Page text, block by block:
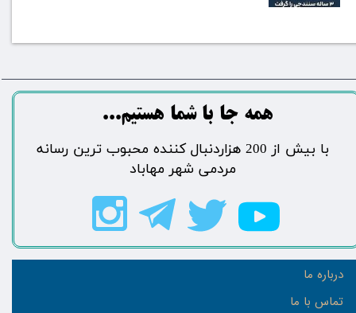
درباره ما
تماس با ما
​​​همه جا با شما هستیم...​​​​​​​​​​​​​​
​با بیش از 200 هزاردنبال کننده محبوب ترین رسانه
مردمی شهر مهاباد​​​​​​​​​​​​​​